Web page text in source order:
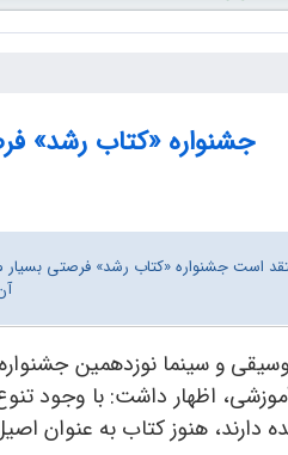
جشنواره «کتاب رشد»
است جشنواره «کتاب رشد» فرصتی بسیار
و سینما نوزدهمین
اظهار داشت: با وجود
دارند، هنوز کتاب به عنوان